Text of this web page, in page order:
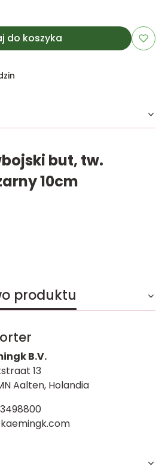
do koszyka
but, tw.
10cm
produktu
B.V.
13
Aalten, Holandia